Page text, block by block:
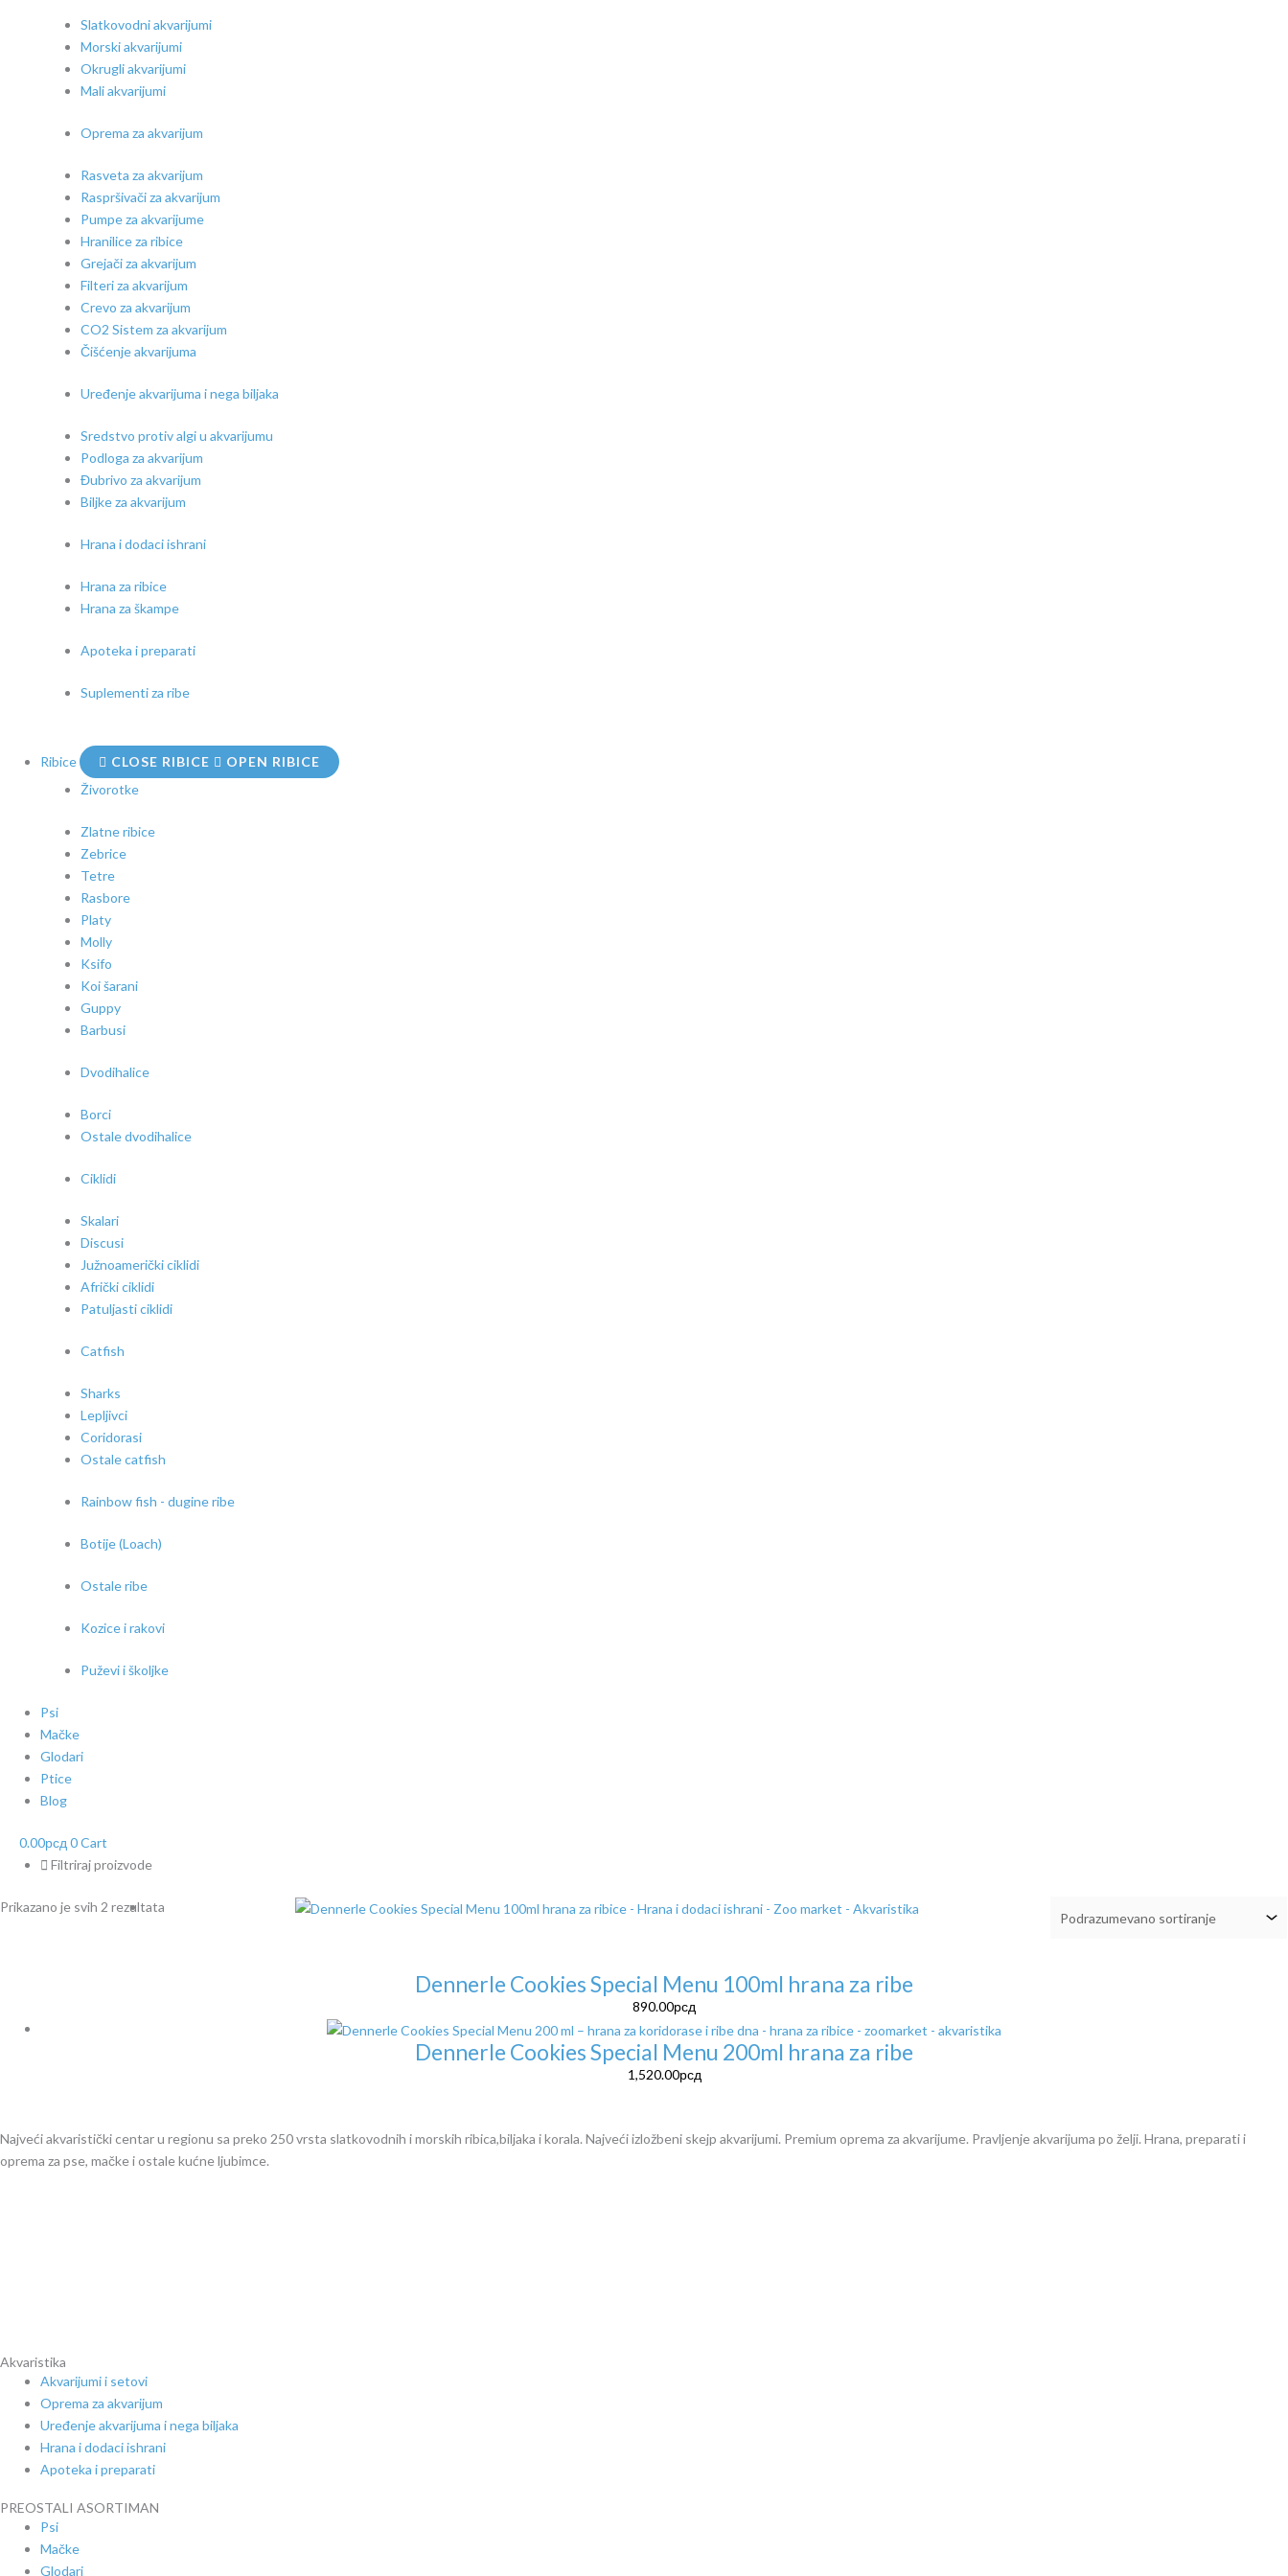
Slatkovodni akvarijumi
Morski akvarijumi
Okrugli akvarijumi
Mali akvarijumi
Oprema za akvarijum
Rasveta za akvarijum
Raspršivači za akvarijum
Pumpe za akvarijume
Hranilice za ribice
Grejači za akvarijum
Filteri za akvarijum
Crevo za akvarijum
CO2 Sistem za akvarijum
Čišćenje akvarijuma
Uređenje akvarijuma i nega biljaka
Sredstvo protiv algi u akvarijumu
Podloga za akvarijum
Đubrivo za akvarijum
Biljke za akvarijum
Hrana i dodaci ishrani
Hrana za ribice
Hrana za škampe
Apoteka i preparati
Suplementi za ribe
Ribice CLOSE RIBICE
OPEN RIBICE
Živorotke
Zlatne ribice
Zebrice
Tetre
Rasbore
Platy
Molly
Ksifo
Koi šarani
Guppy
Barbusi
Dvodihalice
Borci
Ostale dvodihalice
Ciklidi
Skalari
Discusi
Južnoamerički ciklidi
Afrički ciklidi
Patuljasti ciklidi
Catfish
Sharks
Lepljivci
Coridorasi
Ostale catfish
Rainbow fish - dugine ribe
Botije (Loach)
Ostale ribe
Kozice i rakovi
Puževi i školjke
Psi
Mačke
Glodari
Ptice
Blog
0.00рсд 0Cart
Filtriraj proizvode
Prikazano je svih 2 rezultata
Dennerle Cookies Special Menu 100ml hrana za ribe
890.00рсд
Dennerle Cookies Special Menu 200ml hrana za ribe
1,520.00рсд
Najveći akvaristički centar u regionu sa preko 250 vrsta slatkovodnih i morskih ribica,biljaka i korala. Najveći izložbeni skejp akvarijumi. Premium oprema za akvarijume. Pravljenje akvarijuma po želji. Hrana, preparati i
oprema za pse, mačke i ostale kućne ljubimce.
Akvaristika
Akvarijumi i setovi
Oprema za akvarijum
Uređenje akvarijuma i nega biljaka
Hrana i dodaci ishrani
Apoteka i preparati
PREOSTALI ASORTIMAN
Psi
Mačke
Glodari